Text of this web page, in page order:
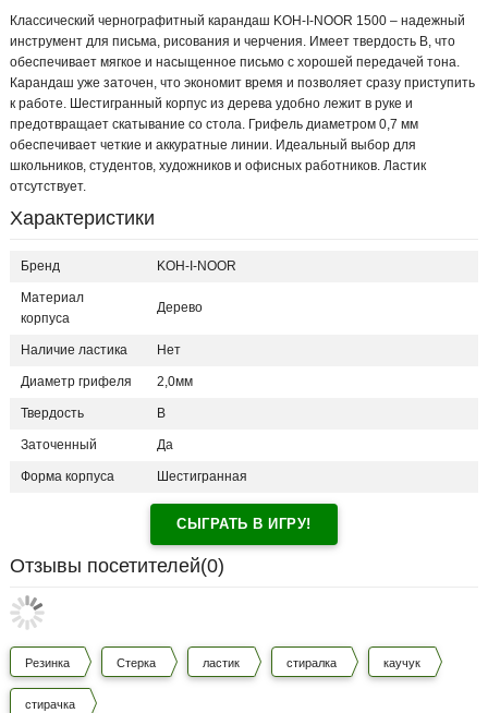
Классический чернографитный карандаш KOH-I-NOOR 1500 – надежный
инструмент для письма, рисования и черчения. Имеет твердость B, что
обеспечивает мягкое и насыщенное письмо с хорошей передачей тона.
Карандаш уже заточен, что экономит время и позволяет сразу приступить
к работе. Шестигранный корпус из дерева удобно лежит в руке и
предотвращает скатывание со стола. Грифель диаметром 0,7 мм
обеспечивает четкие и аккуратные линии. Идеальный выбор для
школьников, студентов, художников и офисных работников. Ластик
отсутствует.
Характеристики
Бренд KOH-I-NOOR
Материал
корпуса
Дерево
Наличие ластика Нет
Диаметр грифеля 2,0мм
Твердость B
Заточенный Да
Форма корпуса Шестигранная
СЫГРАТЬ В ИГРУ!
Отзывы посетителей(0)
Резинка Стерка ластик стиралка каучук
стирачка